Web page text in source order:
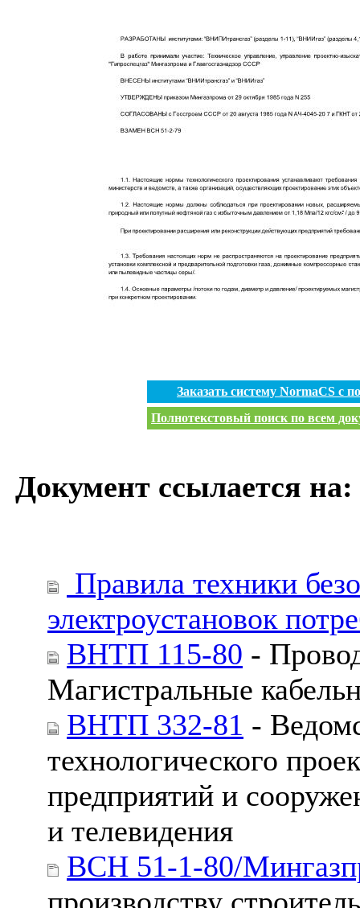
Заказать систему NormaCS с
Полнотекстовый поиск по всем
Документ ссылается на:
Правила техники
электроустановок
ВНТП 115-80 -
Магистральные
ВНТП 332-81 -
технологического
предприятий и
и телевидения
ВСН 51-1-80/